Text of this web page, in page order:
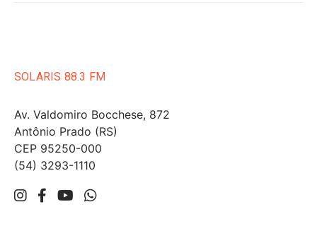
SOLARIS 88.3 FM
Av. Valdomiro Bocchese, 872
Antônio Prado (RS)
CEP 95250-000
(54) 3293-1110